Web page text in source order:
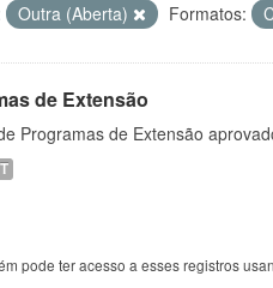
Outra (Aberta) Formatos:
de Extensão
Programas de Extensão
pode ter acesso a esses registros